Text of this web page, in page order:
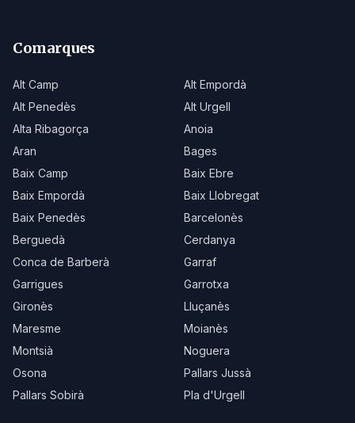
Comarques
Alt Camp
Alt Empordà
Alt Penedès
Alt Urgell
Alta Ribagorça
Anoia
Aran
Bages
Baix Camp
Baix Ebre
Baix Empordà
Baix Llobregat
Baix Penedès
Barcelonès
Berguedà
Cerdanya
Conca de Barberà
Garraf
Garrigues
Garrotxa
Gironès
Lluçanès
Maresme
Moianès
Montsià
Noguera
Osona
Pallars Jussà
Pallars Sobirà
Pla d'Urgell